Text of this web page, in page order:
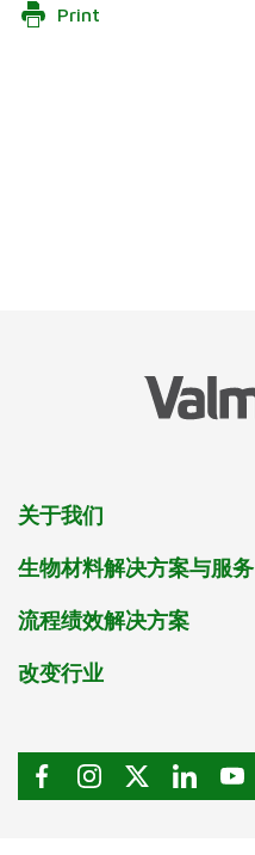
Print
关于我们
生物材料解决方案与服务
流程绩效解决方案
改变行业